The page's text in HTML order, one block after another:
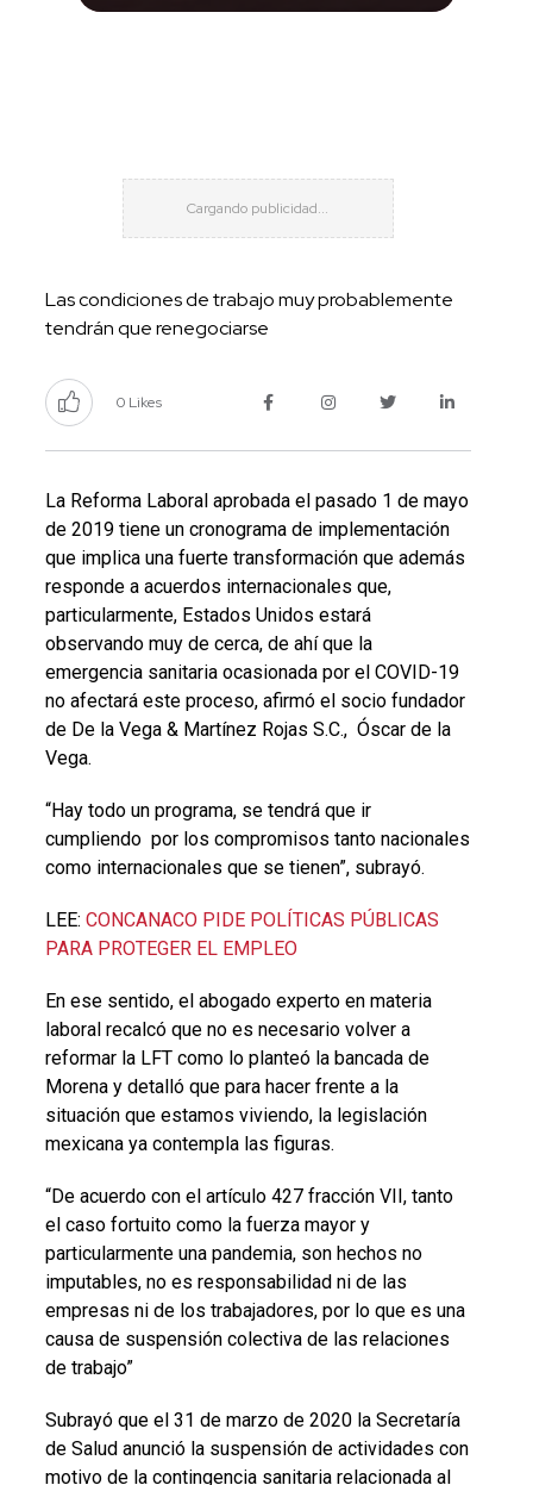
Las condiciones de trabajo muy probablemente
tendrán que renegociarse
0 Likes
La Reforma Laboral aprobada el pasado 1 de mayo
de 2019 tiene un cronograma de implementación
que implica una fuerte transformación que además
responde a acuerdos internacionales que,
particularmente, Estados Unidos estará
observando muy de cerca, de ahí que la
emergencia sanitaria ocasionada por el COVID-19
no afectará este proceso, afirmó el socio fundador
de De la Vega & Martínez Rojas S.C., Óscar de la
Vega.
“Hay todo un programa, se tendrá que ir
cumpliendo por los compromisos tanto nacionales
como internacionales que se tienen”, subrayó.
LEE: CONCANACO PIDE POLÍTICAS PÚBLICAS
PARA PROTEGER EL EMPLEO
En ese sentido, el abogado experto en materia
laboral recalcó que no es necesario volver a
reformar la LFT como lo planteó la bancada de
Morena y detalló que para hacer frente a la
situación que estamos viviendo, la legislación
mexicana ya contempla las figuras.
“De acuerdo con el artículo 427 fracción VII, tanto
el caso fortuito como la fuerza mayor y
particularmente una pandemia, son hechos no
imputables, no es responsabilidad ni de las
empresas ni de los trabajadores, por lo que es una
causa de suspensión colectiva de las relaciones
de trabajo”
Subrayó que el 31 de marzo de 2020 la Secretaría
de Salud anunció la suspensión de actividades con
motivo de la contingencia sanitaria relacionada al